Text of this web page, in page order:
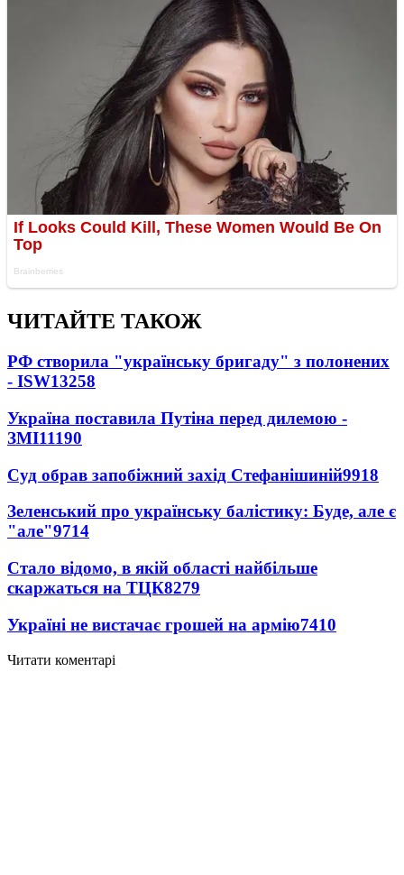
ЧИТАЙТЕ ТАКОЖ
РФ створила "українську бригаду" з полонених
- ISW13258
Україна поставила Путіна перед дилемою -
ЗМІ11190
Суд обрав запобіжний захід Стефанішиній9918
Зеленський про українську балістику: Буде, але є
"але"9714
Стало відомо, в якій області найбільше
скаржаться на ТЦК8279
Україні не вистачає грошей на армію7410
Читати коментарі